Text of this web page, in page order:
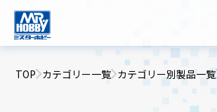
TOP カテゴリー一覧 カテゴリー別製品一覧